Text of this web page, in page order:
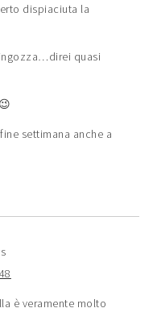
dispiaciuta la
quasi
settimana anche a
è veramente molto